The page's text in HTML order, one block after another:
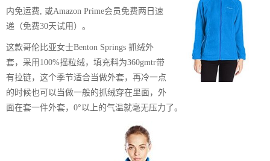
内免运费, 或Amazon Prime会员免费两日速
递（免费30天试用）。
这款哥伦比亚女士Benton Springs 抓绒外
套，采用100%摇粒绒，填充料为360gmtr带
有拉链，这个季节适合当做外套，再冷一点
的时候也可以当做一般的抓绒穿在里面，外
面在套一件外套，0°以上的气温就毫无压力了。